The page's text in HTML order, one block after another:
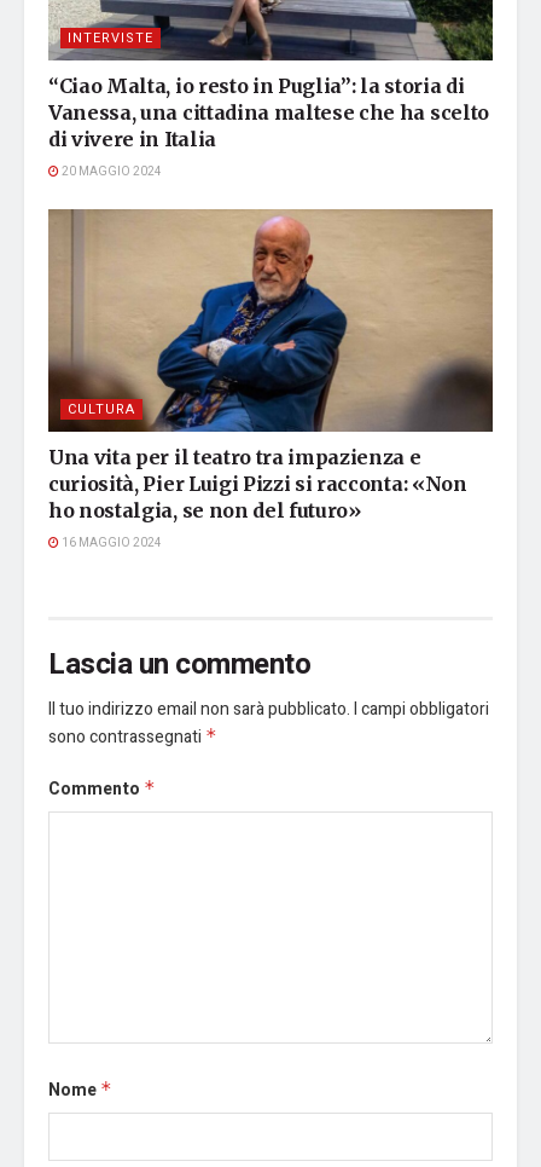
INTERVISTE
“Ciao Malta, io resto in Puglia”: la storia di
Vanessa, una cittadina maltese che ha scelto
di vivere in Italia
20 MAGGIO 2024
CULTURA
Una vita per il teatro tra impazienza e
curiosità, Pier Luigi Pizzi si racconta: «Non
ho nostalgia, se non del futuro»
16 MAGGIO 2024
Lascia un commento
Il tuo indirizzo email non sarà pubblicato.I campi obbligatori
sono contrassegnati *
Commento *
Nome *